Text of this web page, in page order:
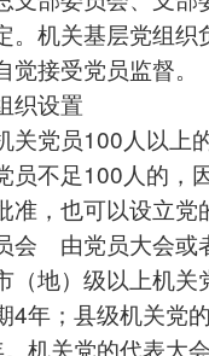
。机关基层党组织
接受党员监督。
设置
党员100人以上
员不足100人的，
准，也可以设立党
会 由党员大会或
（地）级以上机关
4年；县级机关党
机关党的代表大